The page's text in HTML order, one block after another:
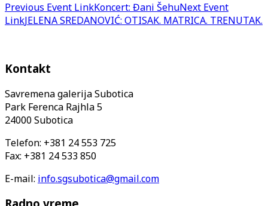
Previous Event LinkKoncert: Đani ŠehuNext Event
LinkJELENA SREDANOVIĆ: OTISAK. MATRICA. TRENUTAK.
Kontakt
Savremena galerija Subotica
Park Ferenca Rajhla 5
24000 Subotica
Telefon: +381 24 553 725
Fax: +381 24 533 850
E-mail: info.sgsubotica@gmail.com